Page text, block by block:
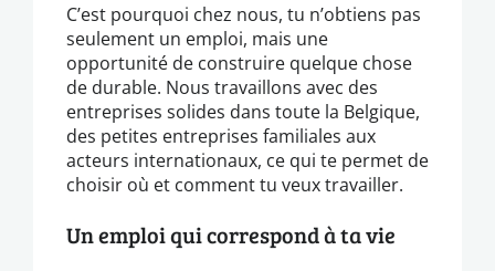
C’est pourquoi chez nous, tu n’obtiens pas
seulement un emploi, mais une
opportunité de construire quelque chose
de durable. Nous travaillons avec des
entreprises solides dans toute la Belgique,
des petites entreprises familiales aux
acteurs internationaux, ce qui te permet de
choisir où et comment tu veux travailler.
Un emploi qui correspond à ta vie